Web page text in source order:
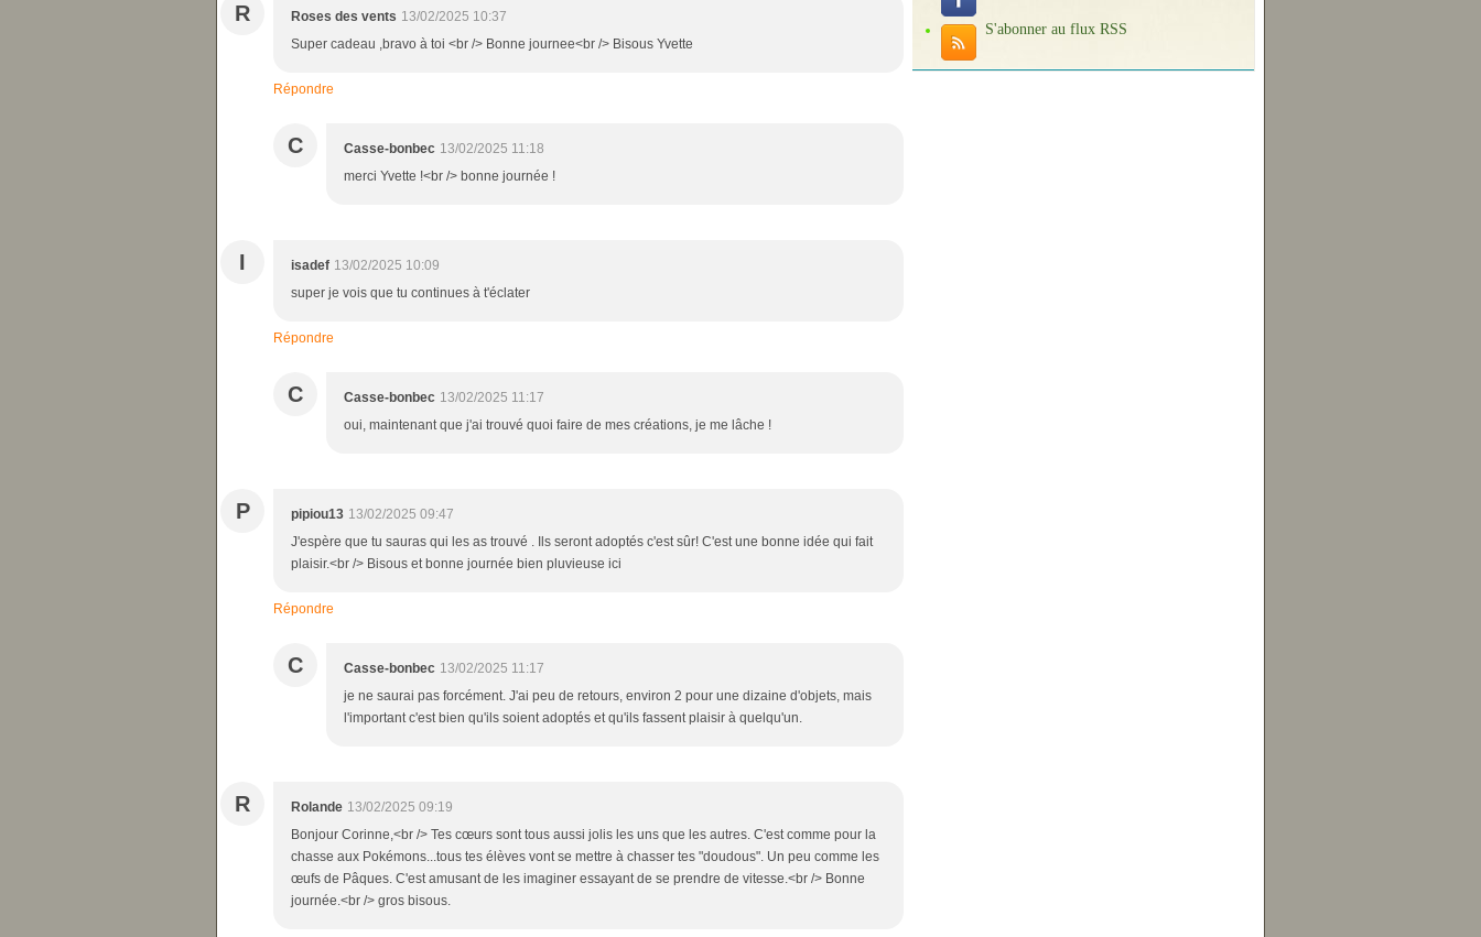
R Roses des vents 13/02/2025 10:37
Super cadeau ,bravo à toi <br /> Bonne journee<br /> Bisous Yvette
Répondre
C Casse-bonbec 13/02/2025 11:18
merci Yvette !<br /> bonne journée !
I isadef 13/02/2025 10:09
super je vois que tu continues à t'éclater
Répondre
C Casse-bonbec 13/02/2025 11:17
oui, maintenant que j'ai trouvé quoi faire de mes créations, je me lâche !
P pipiou13 13/02/2025 09:47
J'espère que tu sauras qui les as trouvé . Ils seront adoptés c'est sûr! C'est une bonne idée qui fait
plaisir.<br /> Bisous et bonne journée bien pluvieuse ici
Répondre
C Casse-bonbec 13/02/2025 11:17
je ne saurai pas forcément. J'ai peu de retours, environ 2 pour une dizaine d'objets, mais
l'important c'est bien qu'ils soient adoptés et qu'ils fassent plaisir à quelqu'un.
R Rolande 13/02/2025 09:19
Bonjour Corinne,<br /> Tes cœurs sont tous aussi jolis les uns que les autres. C'est comme pour la
chasse aux Pokémons...tous tes élèves vont se mettre à chasser tes "doudous". Un peu comme les
œufs de Pâques. C'est amusant de les imaginer essayant de se prendre de vitesse.<br /> Bonne
journée.<br /> gros bisous.
S'abonner au flux RSS